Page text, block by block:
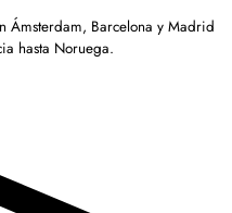
Ámsterdam, Barcelona y Madrid
hasta Noruega.